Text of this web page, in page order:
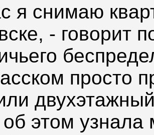
я снимаю
- говорит
просто
этом